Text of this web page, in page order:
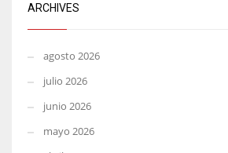
ARCHIVES
agosto 2026
julio 2026
junio 2026
mayo 2026